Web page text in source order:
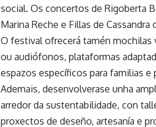
social. Os concertos de Rigoberta
Marina Reche e Fillas de
O festival ofrecerá tamén mochilas
ou audiófonos, plataformas
espazos específicos para familias
Ademais, desenvolverase unha
arredor da sustentabilidade, con
proxectos de deseño, artesanía e